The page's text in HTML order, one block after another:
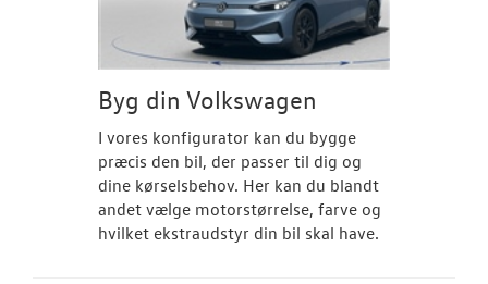
Byg din Volkswagen
I vores konfigurator kan du bygge
præcis den bil, der passer til dig og
dine kørselsbehov. Her kan du blandt
andet vælge motorstørrelse, farve og
hvilket ekstraudstyr din bil skal have.